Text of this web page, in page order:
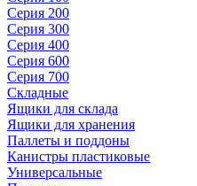
Серия 200
Серия 300
Серия 400
Серия 600
Серия 700
Складные
Ящики для склада
Ящики для хранения
Паллеты и поддоны
Канистры пластиковые
Универсальные